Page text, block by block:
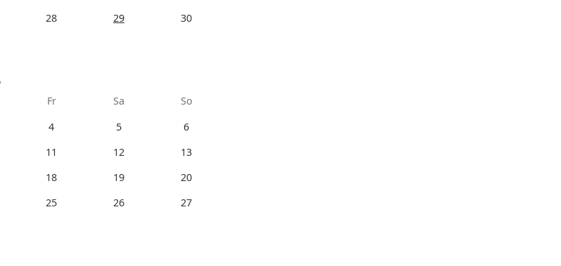
28 29
30
Fr Sa
So
4 5
6
11 12
13
18 19
20
25 26
27